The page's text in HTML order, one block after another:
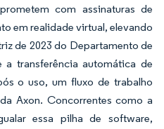
com assinaturas de
em realidade virtual, elevando
de 2023 do Departamento de
a transferência automática de
o uso, um fluxo de trabalho
Axon. Concorrentes como a
essa pilha de software,